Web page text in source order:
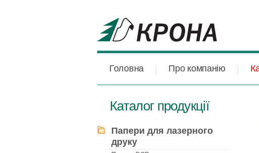
Головна Про компанію
Каталог продукції
Папери для лазерного
друку